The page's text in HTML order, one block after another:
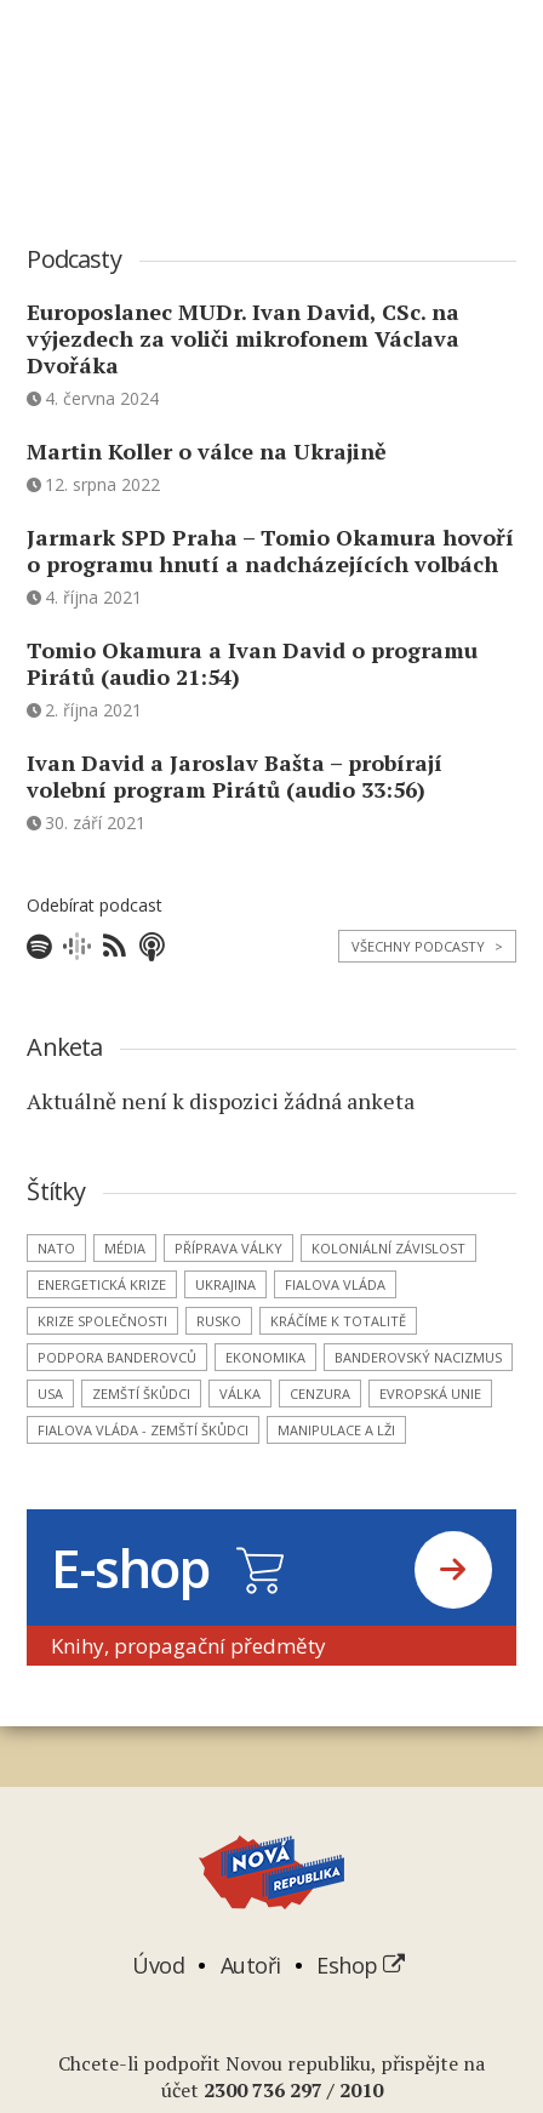
Podcasty
Europoslanec MUDr. Ivan David, CSc. na
výjezdech za voliči mikrofonem Václava
Dvořáka
4. června 2024
Martin Koller o válce na Ukrajině
12. srpna 2022
Jarmark SPD Praha – Tomio Okamura hovoří
o programu hnutí a nadcházejících volbách
4. října 2021
Tomio Okamura a Ivan David o programu
Pirátů (audio 21:54)
2. října 2021
Ivan David a Jaroslav Bašta – probírají
volební program Pirátů (audio 33:56)
30. září 2021
Odebírat podcast
VŠECHNY PODCASTY >
Anketa
Aktuálně není k dispozici žádná anketa
Štítky
NATO MÉDIA PŘÍPRAVA VÁLKY
KOLONIÁLNÍ ZÁVISLOST
ENERGETICKÁ KRIZE
UKRAJINA
FIALOVA VLÁDA
KRIZE SPOLEČNOSTI
RUSKO
KRÁČÍME K TOTALITĚ
PODPORA BANDEROVCŮ
EKONOMIKA
BANDEROVSKÝ NACIZMUS
USA
ZEMŠTÍ ŠKŮDCI VÁLKA CENZURA
EVROPSKÁ UNIE
FIALOVA VLÁDA - ZEMŠTÍ ŠKŮDCI
MANIPULACE A LŽI
E-shop
Knihy, propagační předměty
Úvod Autoři Eshop
Chcete-li podpořit Novou republiku, přispějte na
účet 2300 736 297 / 2010